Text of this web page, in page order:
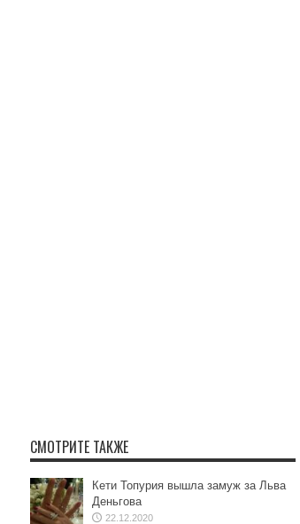
СМОТРИТЕ ТАКЖЕ
Кети Топурия вышла замуж за Льва
Деньгова
22.12.2020